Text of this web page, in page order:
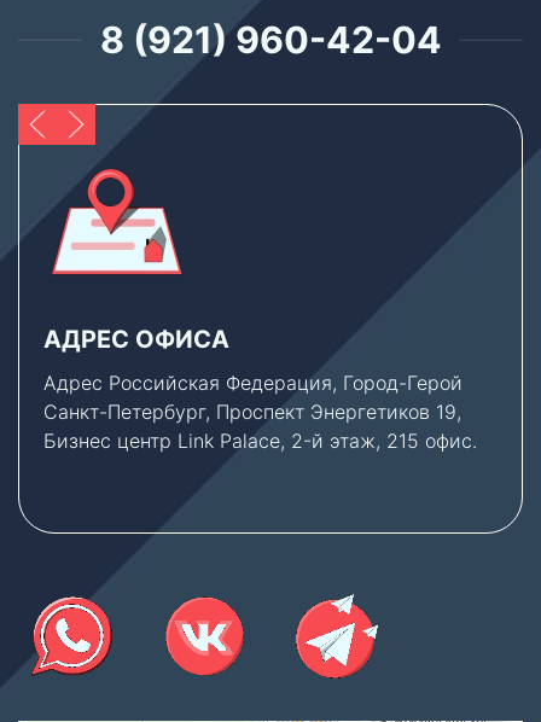
8 (921) 960-42-04
АДРЕС ОФИСА
Адрес Российская Федерация, Город-Герой
Санкт-Петербург, Проспект Энергетиков 19,
Бизнес центр Link Palace, 2-й этаж, 215 офис.